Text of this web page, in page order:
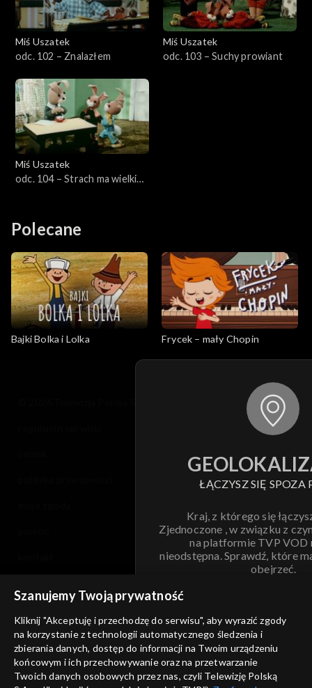
Miś Uszatek
odc. 102 – Znalazłem
Miś Uszatek
odc. 103 – Suchy prowiant
Miś Uszatek
odc. 104 – Strach ma wielkie
Polecane
Bajki Bolka i Lolka Frycek – mały Chopin
ŁĄCZYSZ SIĘ SPOZA
Kraj, z którego się
Zjednoczone , w związku z
na platformie TVP VOD
nieodstępna. Sprawdź, które
obejrzeć.
ANULUJ
informacje o dostawcy usług
Szanujemy Twoją prywatność
Kliknij "Akceptuję i przechodzę do serwisu", aby wyrazić zgody
na korzystanie z technologii automatycznego śledzenia i
zbierania danych, dostęp do informacji na Twoim urządzeniu
końcowym i ich przechowywanie oraz na przetwarzanie
Twoich danych osobowych przez nas, czyli Telewizję Polską